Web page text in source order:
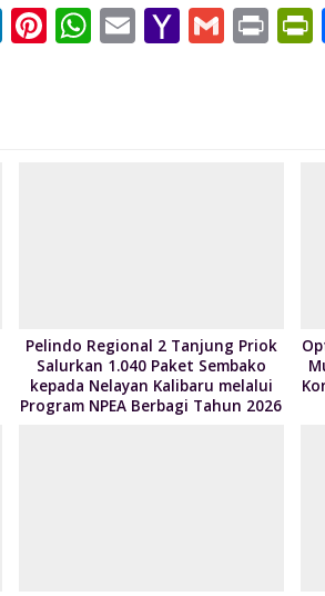
Li Pi W E Y G Pr
Pelindo Regional 2 Tanjung Priok
Salurkan 1.040 Paket Sembako
kepada Nelayan Kalibaru melalui
Program NPEA Berbagi Tahun 2026